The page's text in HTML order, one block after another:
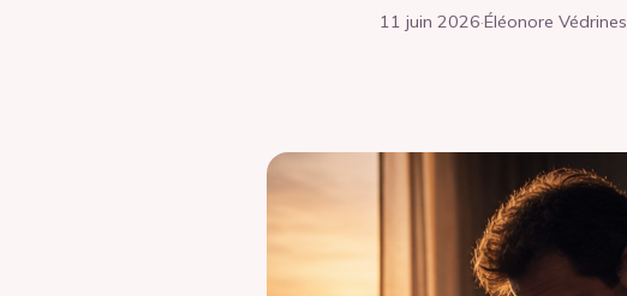
11 juin 2026·Éléonore Védrines